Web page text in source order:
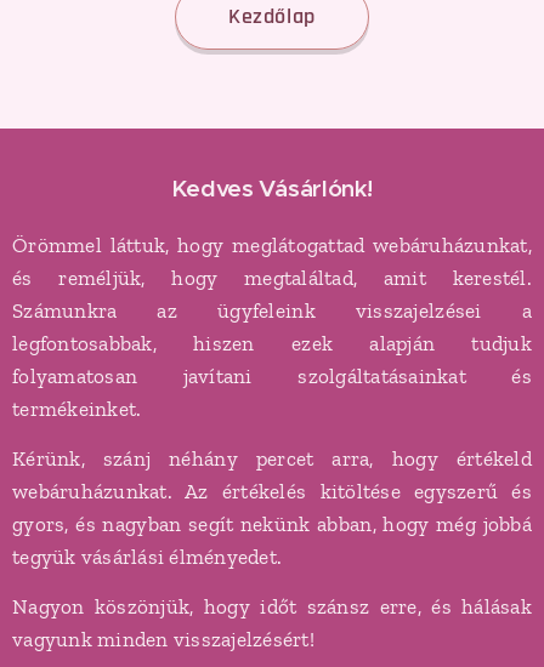
Kezdőlap
Kedves Vásárlónk!
Örömmel láttuk, hogy meglátogattad webáruházunkat,
és reméljük, hogy megtaláltad, amit kerestél.
Számunkra az ügyfeleink visszajelzései a
legfontosabbak, hiszen ezek alapján tudjuk
folyamatosan javítani szolgáltatásainkat és
termékeinket.
Kérünk, szánj néhány percet arra, hogy értékeld
webáruházunkat. Az értékelés kitöltése egyszerű és
gyors, és nagyban segít nekünk abban, hogy még jobbá
tegyük vásárlási élményedet.
Nagyon köszönjük, hogy időt szánsz erre, és hálásak
vagyunk minden visszajelzésért!